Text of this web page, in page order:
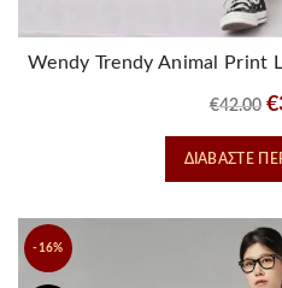
Wendy Trendy Animal Print
€42.00 €
ΔΙΑΒΆΣΤΕ
-16%